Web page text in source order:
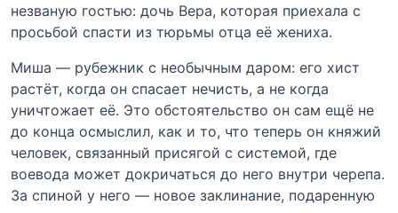
незваную гостью: дочь Вера, которая приехала с
просьбой спасти из тюрьмы отца её жениха.
Миша — рубежник с необычным даром: его хист
растёт, когда он спасает нечисть, а не когда
уничтожает её. Это обстоятельство он сам ещё не
до конца осмыслил, как и то, что теперь он княжий
человек, связанный присягой с системой, где
воевода может докричаться до него внутри черепа.
За спиной у него — новое заклинание, подаренную